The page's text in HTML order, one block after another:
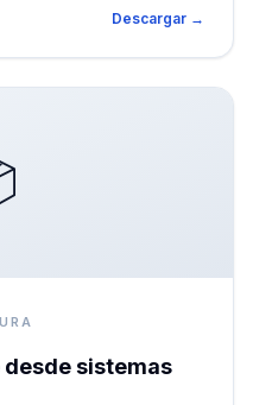
Descargar →
sistemas